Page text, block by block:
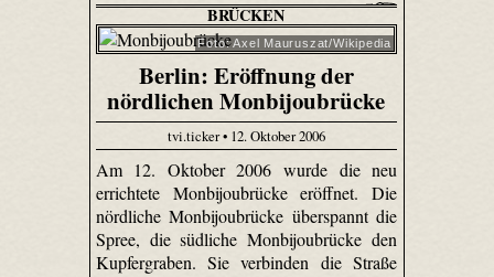
BRÜCKEN
Foto: Axel Mauruszat/Wikipedia
Berlin: Eröffnung der
nördlichen Monbijoubrücke
tvi.ticker • 12. Oktober 2006
Am 12. Oktober 2006 wurde die neu
errichtete Monbijoubrücke eröffnet. Die
nördliche Monbijoubrücke überspannt die
Spree, die südliche Monbijoubrücke den
Kupfergraben. Sie verbinden die Straße